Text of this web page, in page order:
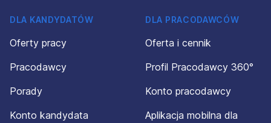
DLA KANDYDATÓW
Oferty pracy
Pracodawcy
Porady
Konto kandydata
DLA PRACODAWCÓW
Oferta i cennik
Profil Pracodawcy 360°
Konto pracodawcy
Aplikacja mobilna dla